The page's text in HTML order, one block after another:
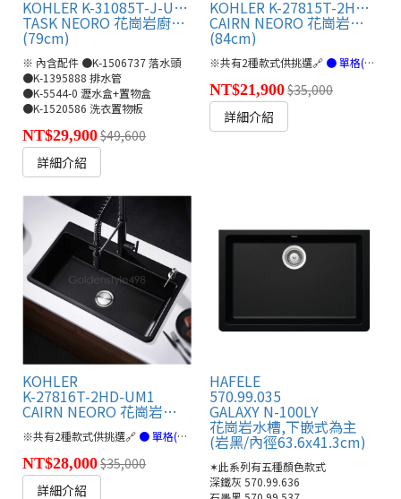
KOHLER K-31085T-J-UM1
TASK NEORO 花崗岩廚房單槽
(79cm)
※ 內含配件 ●K-1506737 落水頭
●K-1395888 排水管
●K-5544-0 瀝水盒+置物盒
●K-1520586 洗衣置物板
NT$29,900$49,600
詳細介紹
KOHLER K-27815T-2HD-UM1
CAIRN NEORO 花崗岩兩用廚房雙槽盆
(84cm)
※共有2種款式供挑選🔗 ● 單格(連結)
NT$21,900$35,000
詳細介紹
KOHLER
K-27816T-2HD-UM1
CAIRN NEORO 花崗岩廚房水槽(80cm)
※共有2種款式供挑選🔗 ● 單格(連結) ● 雙格(連結)
NT$28,000$35,000
詳細介紹
HAFELE
570.99.035
GALAXY N-100LY
花崗岩水槽,下嵌式為主
(岩黑/內徑63.6x41.3cm)
✶此系列有五種顏色款式
深鐵灰 570.99.636